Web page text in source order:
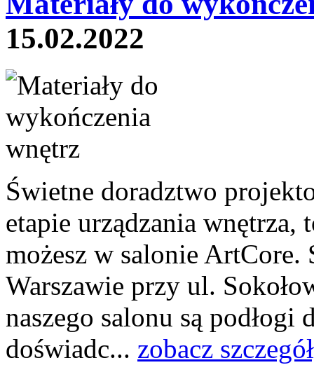
15.02.2022
Świetne doradztwo
etapie urządzania
możesz w salonie ArtCore.
Warszawie przy ul.
naszego salonu są
doświadc... zobacz